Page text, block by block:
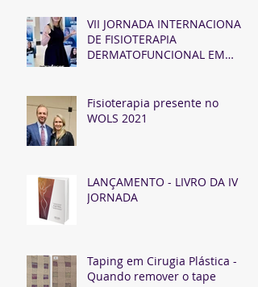
VII JORNADA INTERNACIONAL
DE FISIOTERAPIA
DERMATOFUNCIONAL EM
Fisioterapia presente no
WOLS 2021
LANÇAMENTO - LIVRO DA IV
JORNADA
Taping em Cirugia Plástica -
Quando remover o tape